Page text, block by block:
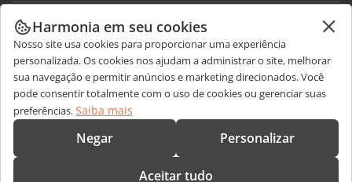
Docs
DocSpace
Workspace
Conectores
Aplicativos para desktop
Aplicativos móveis
COLABORAR
Para colaboradores
Para tradutores
Para influenciadores
Vagas
RECEBA NOTÍCIAS
Blog
OBTER AJUDA
Fórum
Cursos de treinamento
CONTATE-NOS
Perguntas sobre vendas
sales@onlyoffice.com
Harmonia em seu cookies
Nosso site usa cookies para proporcionar uma experiência
personalizada. Os cookies nos ajudam a administrar o site, melhorar
sua navegação e permitir anúncios e marketing direcionados. Você
pode consentir totalmente com o uso de cookies ou gerenciar suas
preferências.Saiba mais
Negar Personalizar
Aceitar tudo